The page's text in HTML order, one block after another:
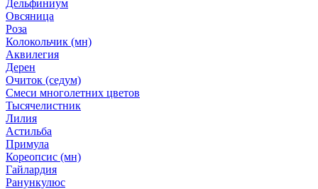
Дельфиниум
Овсяница
Роза
Колокольчик (мн)
Аквилегия
Дерен
Очиток (седум)
Смеси многолетних цветов
Тысячелистник
Лилия
Астильба
Примула
Кореопсис (мн)
Гайлардия
Ранункулюс